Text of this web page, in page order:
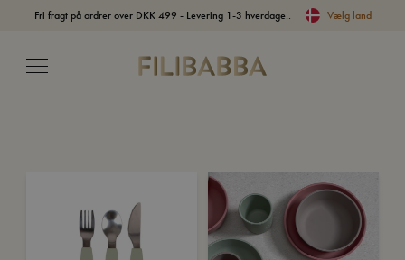
Fri fragt på ordrer over DKK 499 - Levering 1-3 hverdage.. Vælg land